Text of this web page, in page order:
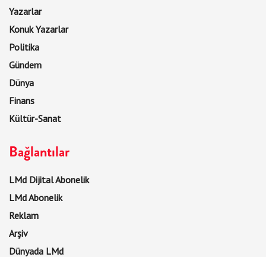
Yazarlar
Konuk Yazarlar
Politika
Gündem
Dünya
Finans
Kültür-Sanat
Bağlantılar
LMd Dijital Abonelik
LMd Abonelik
Reklam
Arşiv
Dünyada LMd